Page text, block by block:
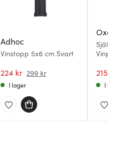
Adhoc
Vinstopp 5x6 cm Svart
224 kr 299 kr
I lager
Oxo
215
I